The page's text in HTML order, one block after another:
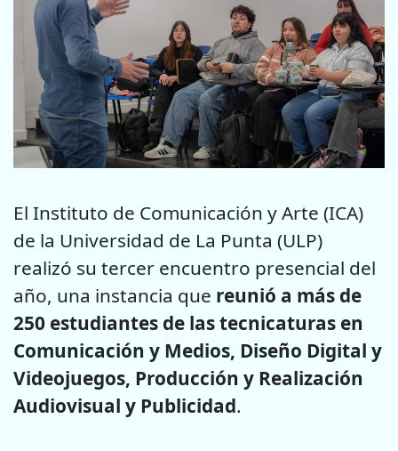
El Instituto de Comunicación y Arte (ICA)
de la Universidad de La Punta (ULP)
realizó su tercer encuentro presencial del
año, una instancia que reunió a más de
250 estudiantes de las tecnicaturas en
Comunicación y Medios, Diseño Digital y
Videojuegos, Producción y Realización
Audiovisual y Publicidad.